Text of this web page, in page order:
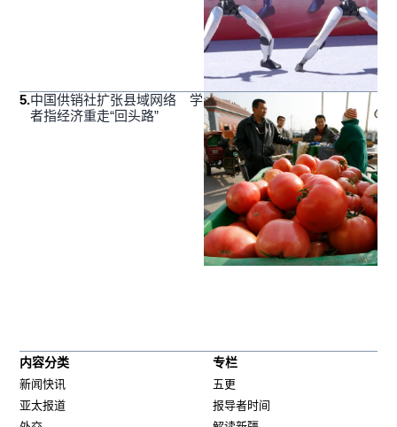
5.中国供销社扩张县域网络 学
者指经济重走“回头路”
内容分类
新闻快讯
亚太报道
专栏
五更
报导者时间